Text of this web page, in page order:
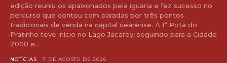
edição reuniu os apaixonados pela iguaria e fez sucesso no
percurso que contou com paradas por três pontos
tradicionais de venda na capital cearense. A 1ª Rota do
Pratinho teve início no Lago Jacarey, seguindo para a Cidade
2000 e...
NOTÍCIAS 7 DE AGOSTO DE 2026